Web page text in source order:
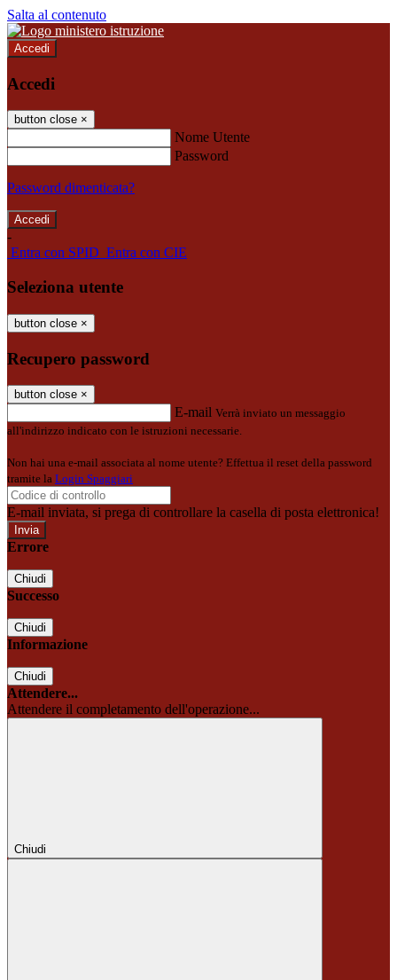
Salta al contenuto
Accedi
Accedi
button close ×
Nome Utente
Password
Password dimenticata?
-
Entra con SPID Entra con CIE
Seleziona utente
button close ×
Recupero password
button close ×
E-mail Verrà inviato un messaggio
all'indirizzo indicato con le istruzioni necessarie.
Non hai una e-mail associata al nome utente? Effettua il reset della password
tramite la Login Spaggiari
E-mail inviata, si prega di controllare la casella di posta elettronica!
Errore
Chiudi
Successo
Chiudi
Informazione
Chiudi
Attendere...
Attendere il completamento dell'operazione...
Chiudi